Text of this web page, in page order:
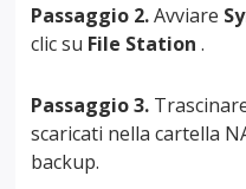
Passaggio 2.Avviare
clic su File Station .
Passaggio 3.
scaricati nella cartella
backup.